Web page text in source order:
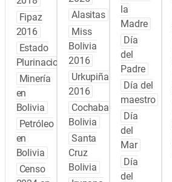
Fipaz
2016
Estado
Plurinacional
Minería
en
Bolivia
Petróleo
en
Bolivia
Censo
Alasitas
Miss
Bolivia
2016
Urkupiña
2016
Cochabamba
Bolivia
Santa
Cruz
Bolivia
la
Madre
Día
del
Padre
Día del
maestro
Día
del
Mar
Día
del